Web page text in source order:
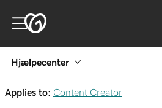
Hjælpecenter
Applies to: Content Creator